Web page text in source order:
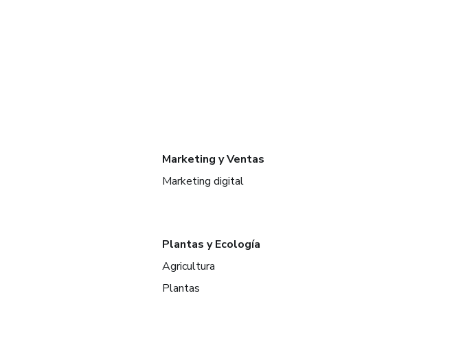
Marketing y Ventas
Marketing digital
Plantas y Ecología
Agricultura
Plantas